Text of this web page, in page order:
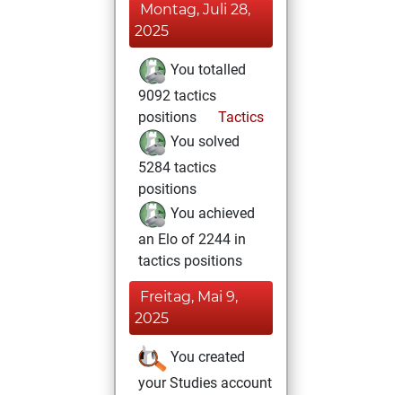
Montag, Juli 28,
2025
You totalled
9092 tactics
positions
Tactics
You solved
5284 tactics
positions
You achieved
an Elo of 2244 in
tactics positions
Freitag, Mai 9,
2025
You created
your Studies account